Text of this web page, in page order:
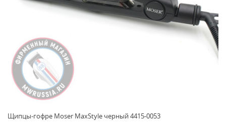
Щипцы-гофре Moser MaxStyle черный 4415-0053